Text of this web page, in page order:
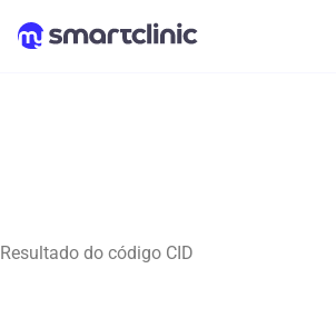
Resultado do código CID